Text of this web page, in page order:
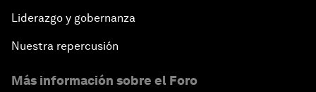
Liderazgo y gobernanza
Nuestra repercusión
Más información sobre el Foro